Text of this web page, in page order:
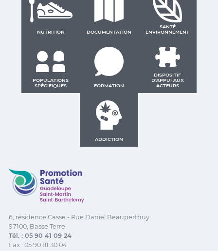
NUTRITION DOCUMENTATION
SANTÉ
ENVIRONNEMENT
POPULATIONS
SPÉCIFIQUES
FORMATION
DISPOSITIF
D'APPUI AUX
ACTEURS
ADDICTION
Promotion Santé Guadeloupe, Saint-Martin, Saint
6, résidence Casse - Rue Daniel Beauperthuy
97100, Basse Terre
Tél. : 05 90 41 09 24
Fax : 05 90 81 30 04